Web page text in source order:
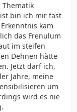
bin ich mir fast
kam
das Frenulum
im steifen
Dehnen hätte
Jetzt darf ich,
Jahre, meine
um
wird es nie